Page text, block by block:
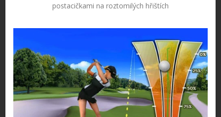
postacičkami na roztomilých hřištích